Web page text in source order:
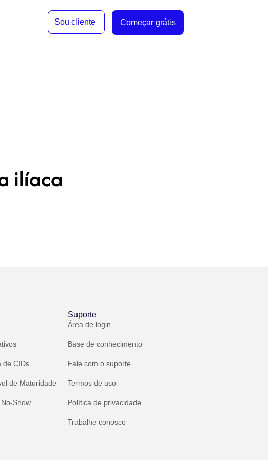
Sou cliente Começar grátis
ilíaca
de CIDs
de Maturidade
Show
Suporte
Área de login
Base de conhecimento
Fale com o suporte
Termos de uso
Política de privacidade
Trabalhe conosco